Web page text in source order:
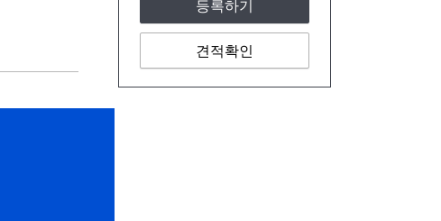
등록하기
견적확인